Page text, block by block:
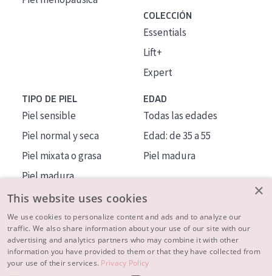
COLECCIÓN
Essentials
Lift+
Expert
TIPO DE PIEL
Piel sensible
Piel normal y seca
Piel mixata o grasa
Piel madura
Piel expuesta al sol
Piel menopáusica
EDAD
Todas las edades
Edad: de 35 a 55
Piel madura
MÁS SOBRE NOSOTROS
INSPIRACIÓN
×
This website uses cookies
We use cookies to personalize content and ads and to analyze our
traffic. We also share information about your use of our site with our
advertising and analytics partners who may combine it with other
information you have provided to them or that they have collected from
your use of their services. Privacy Policy